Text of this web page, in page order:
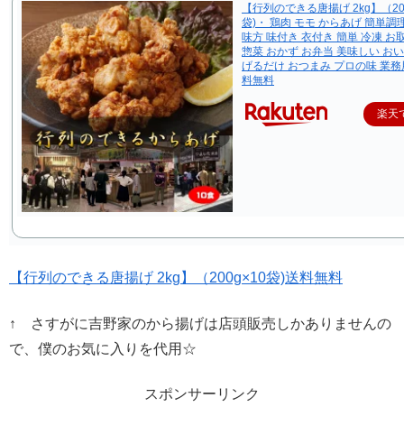
【行列のできる唐揚げ 2kg】（
袋)・ 鶏肉 モモ からあげ 簡単調
味方 味付き 衣付き 簡単 冷凍 お
惣菜 おかず お弁当 美味しい お
げるだけ おつまみ プロの味 業
料無料
楽天
【行列のできる唐揚げ 2kg】（200g×10袋)送料無料
↑ さすがに吉野家のから揚げは店頭販売しかありませんの
で、僕のお気に入りを代用☆
スポンサーリンク